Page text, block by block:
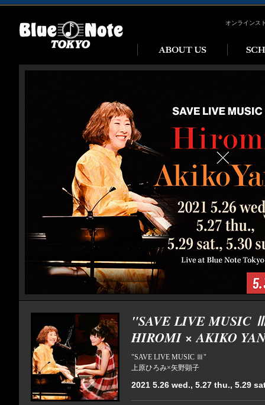
オンラインス
"SAVE LIVE MUSIC
HIROMI × AKIKO
"SAVE LIVE MUSIC Ⅲ"
上原ひろみ×矢野顕子
2021 5.26 wed., 5.27 thu., 5.29